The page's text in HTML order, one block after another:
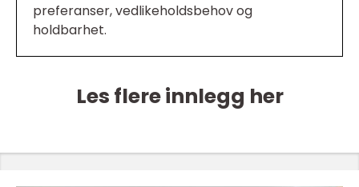
preferanser, vedlikeholdsbehov og
holdbarhet.
Les flere innlegg her